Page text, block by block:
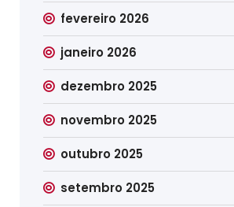
fevereiro 2026
janeiro 2026
dezembro 2025
novembro 2025
outubro 2025
setembro 2025